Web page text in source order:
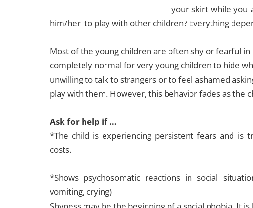
your skirt while you
him/her to play with other children? Everything
Most of the young children are often shy or fearful
completely normal for very young children to hide
unwilling to talk to strangers or to feel ashamed
play with them. However, this behavior fades as the
Ask for help if …
*The child is experiencing persistent fears and is
costs.
*Shows psychosomatic reactions in social
vomiting, crying)
Shyness may be the beginning of a social phobia. It